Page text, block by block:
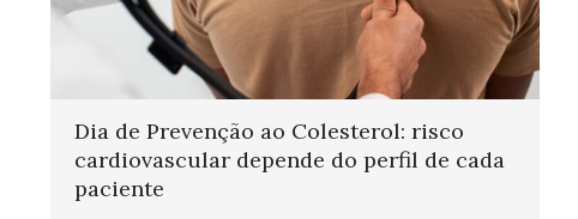
Dia de Prevenção ao Colesterol: risco
cardiovascular depende do perfil de cada
paciente